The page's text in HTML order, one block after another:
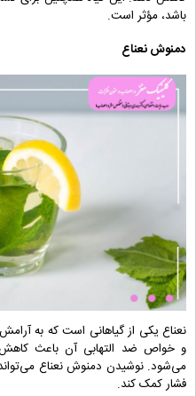
باشد، مؤثر است.
دمنوش نعناع
نعناع یکی از گیاهانی است که به
و خواص ضد التهابی آن باعث
می‌شود. نوشیدن دمنوش نعناع
فشار کمک کند.